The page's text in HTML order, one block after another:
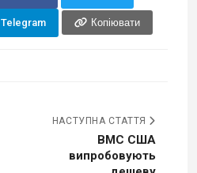
Telegram Копіювати
НАСТУПНА СТАТТЯ
ВМС США
випробовують